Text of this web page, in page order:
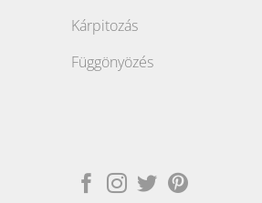
Kárpitozás
Függönyözés